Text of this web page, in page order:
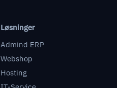
Løsninger
Admind ERP
Webshop
Hosting